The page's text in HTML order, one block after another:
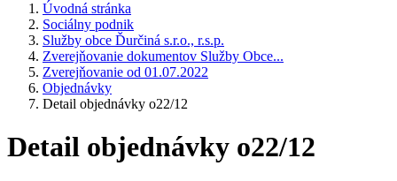
Úvodná stránka
Sociálny podnik
Služby obce Ďurčiná s.r.o., r.s.p.
Zverejňovanie dokumentov Služby Obce...
Zverejňovanie od 01.07.2022
Objednávky
Detail objednávky o22/12
Detail objednávky o22/12